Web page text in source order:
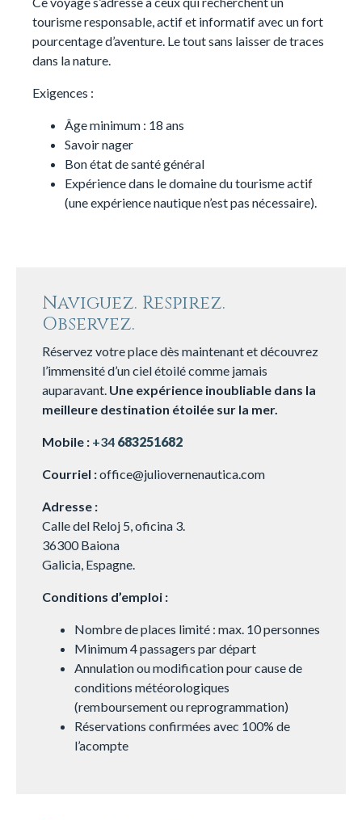
tourisme responsable, actif et informatif avec un fort
pourcentage d’aventure. Le tout sans laisser de traces
dans la nature.
Exigences :
Âge minimum : 18 ans
Savoir nager
Bon état de santé général
Expérience dans le domaine du tourisme actif
(une expérience nautique n’est pas nécessaire).
Naviguez. Respirez.
Observez.
Réservez votre place dès maintenant et découvrez
l’immensité d’un ciel étoilé comme jamais
auparavant. Une expérience inoubliable dans la
meilleure destination étoilée sur la mer.
Mobile : +34 683251682
Courriel :office@juliovernenautica.com
Adresse :
Calle del Reloj 5, oficina 3.
36300 Baiona
Galicia, Espagne.
Conditions d’emploi :
Nombre de places limité : max. 10 personnes
Minimum 4 passagers par départ
Annulation ou modification pour cause de
conditions météorologiques
(remboursement ou reprogrammation)
Réservations confirmées avec 100% de
l’acompte